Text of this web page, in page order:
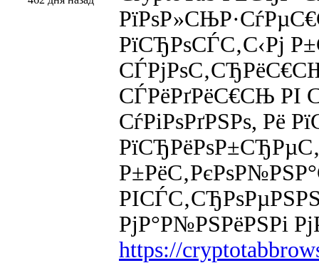
РїСЂРѕСЃС‚С‹Рј
СЃРёРґРёС€СЊ РІ
СѓРіРѕРґРЅРѕ, Рё
РјР°Р№РЅРёРЅРі
https://